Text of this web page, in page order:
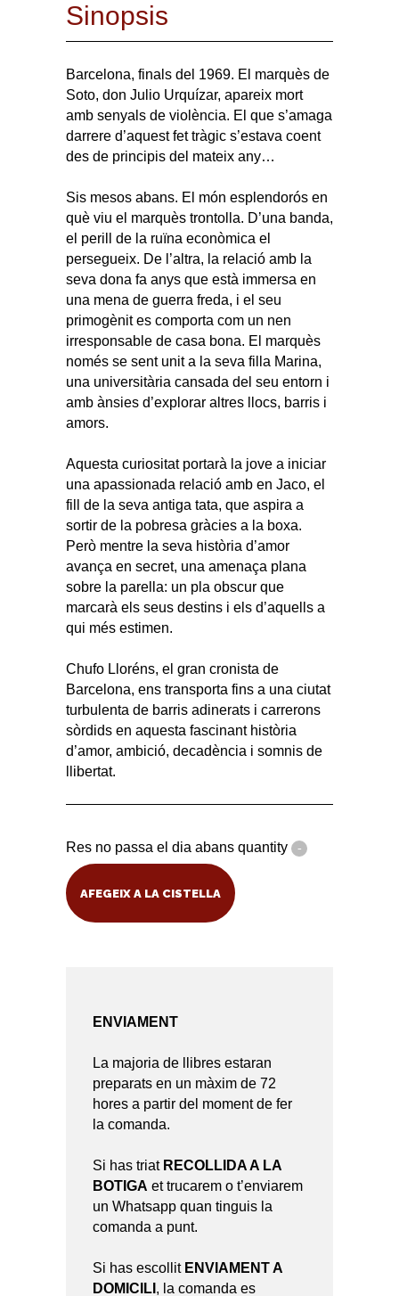
Sinopsis
Barcelona, finals del 1969. El marquès de
Soto, don Julio Urquízar, apareix mort
amb senyals de violència. El que s’amaga
darrere d’aquest fet tràgic s’estava coent
des de principis del mateix any…
Sis mesos abans. El món esplendorós en
què viu el marquès trontolla. D’una banda,
el perill de la ruïna econòmica el
persegueix. De l’altra, la relació amb la
seva dona fa anys que està immersa en
una mena de guerra freda, i el seu
primogènit es comporta com un nen
irresponsable de casa bona. El marquès
només se sent unit a la seva filla Marina,
una universitària cansada del seu entorn i
amb ànsies d’explorar altres llocs, barris i
amors.
Aquesta curiositat portarà la jove a iniciar
una apassionada relació amb en Jaco, el
fill de la seva antiga tata, que aspira a
sortir de la pobresa gràcies a la boxa.
Però mentre la seva història d’amor
avança en secret, una amenaça plana
sobre la parella: un pla obscur que
marcarà els seus destins i els d’aquells a
qui més estimen.
Chufo Lloréns, el gran cronista de
Barcelona, ens transporta fins a una ciutat
turbulenta de barris adinerats i carrerons
sòrdids en aquesta fascinant història
d’amor, ambició, decadència i somnis de
llibertat.
Res no passa el dia abans quantity
AFEGEIX A LA CISTELLA
ENVIAMENT
La majoria de llibres estaran
preparats en un màxim de 72
hores a partir del moment de fer
la comanda.
Si has triat RECOLLIDA A LA
BOTIGA et trucarem o t’enviarem
un Whatsapp quan tinguis la
comanda a punt.
Si has escollit ENVIAMENT A
DOMICILI , la comanda es